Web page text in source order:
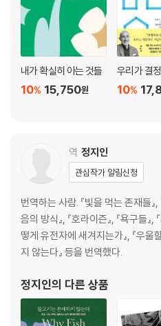
치유를 위한 순서와 단계 · 자기를
트라우마로부터 배우고 성장한다는 것
참고자료
감사의 말
내가 확실히 아는 것들
15,750원
10%
우리가 결
10%
역 정지인
관심작가 알림신청
번역하는 사람. 『빛을 먹는 존재들』,
음의 방식』, 『호라이즌』, 『욕구들』
떻게 유전자에 새겨지는가』, 『우울
지 않는다』 등을 번역했다.
정지인의 다른 상품